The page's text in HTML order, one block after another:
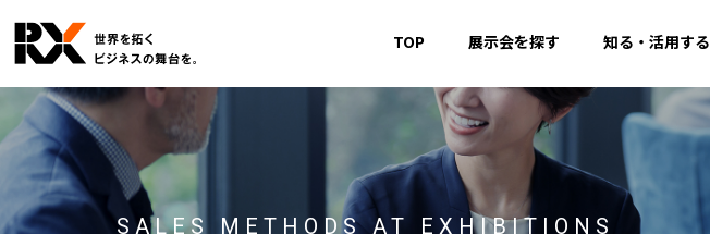
TOP 展示会を探す 知る・活用する
SALES METHODS AT EXHIBITIONS